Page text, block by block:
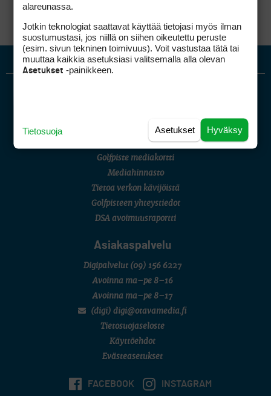
Golfpiste mediakortti
Mediahinnasto
Tietoa verkon kävijöistä
Golfpisteen yhteystiedot
DSA avoimuusraportti
Asiakaspalvelu
Digipalvelut (09) 156 6227
Avoinna ma–pe 8–16
Avoinna ma–pe 8–17
(digi) digi@otavamedia.fi
Tietosuojaseloste
Käyttöehdot
Evästeasetukset
FACEBOOK INSTAGRAM
alareunassa.
Jotkin teknologiat saattavat käyttää tietojasi myös ilman
suostumustasi, jos niillä on siihen oikeutettu peruste
(esim. sivun tekninen toimivuus). Voit vastustaa tätä tai
muuttaa kaikkia asetuksiasi valitsemalla alla olevan
Asetukset -painikkeen.
Hyväksy
Asetukset
Tietosuoja